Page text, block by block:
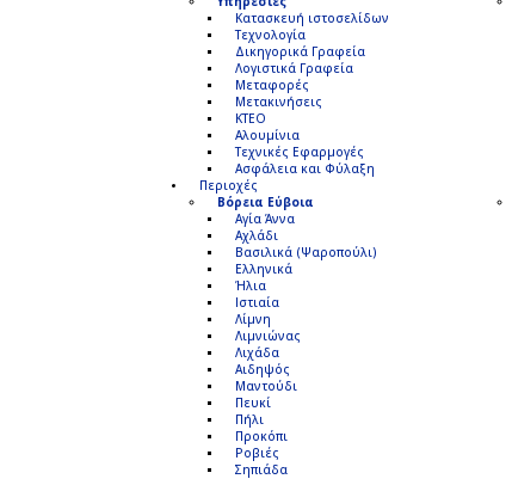
Κατασκευή ιστοσελίδων
Τεχνολογία
Δικηγορικά Γραφεία
Λογιστικά Γραφεία
Μεταφορές
Μετακινήσεις
ΚΤΕΟ
Αλουμίνια
Τεχνικές Εφαρμογές
Ασφάλεια και Φύλαξη
Περιοχές
Βόρεια Εύβοια
Αγία Άννα
Αχλάδι
Βασιλικά (Ψαροπούλι)
Ελληνικά
Ήλια
Ιστιαία
Λίμνη
Λιμνιώνας
Λιχάδα
Αιδηψός
Μαντούδι
Πευκί
Πήλι
Προκόπι
Ροβιές
Σηπιάδα